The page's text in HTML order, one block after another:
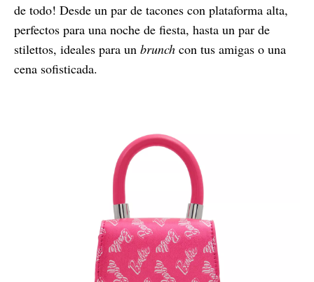
de todo! Desde un par de tacones con plataforma alta,
perfectos para una noche de fiesta, hasta un par de
stilettos, ideales para un brunch con tus amigas o una
cena sofisticada.